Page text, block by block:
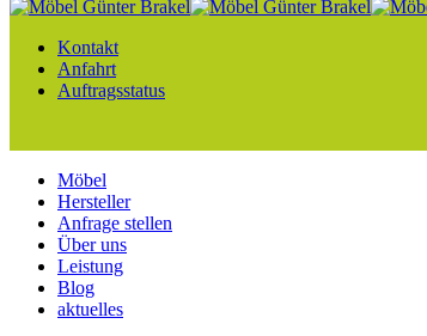
Kontakt
Anfahrt
Auftragsstatus
Möbel
Hersteller
Anfrage stellen
Über uns
Leistung
Blog
aktuelles